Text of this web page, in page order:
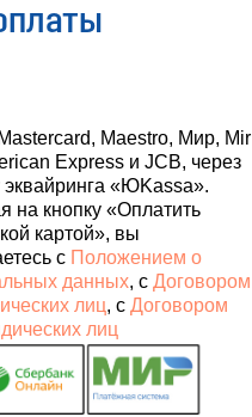
Maestro, Мир, Mir
Express и JCB, через
эквайринга «ЮKassa».
на кнопку «Оплатить
картой», вы
с Положением о
данных, с Договором
лиц, с Договором
лиц